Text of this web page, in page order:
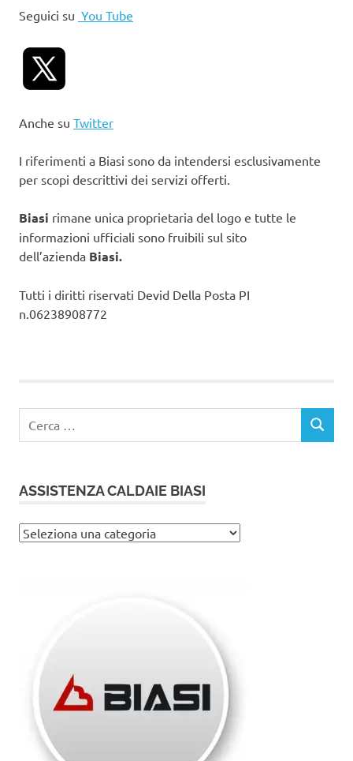
Seguici su You Tube
Anche su Twitter
I riferimenti a Biasi sono da intendersi esclusivamente
per scopi descrittivi dei servizi offerti.
Biasi rimane unica proprietaria del logo e tutte le
informazioni ufficiali sono fruibili sul sito
dell’azienda Biasi.
Tutti i diritti riservati Devid Della Posta PI
n.06238908772
per:
CERCA
ASSISTENZA CALDAIE BIASI
Assistenza